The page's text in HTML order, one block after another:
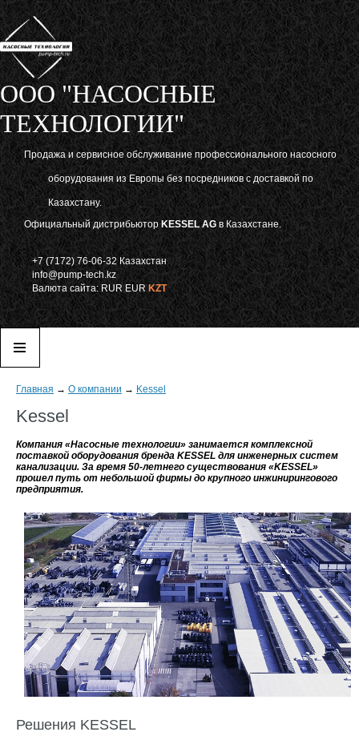
ООО "НАСОСНЫЕ
ТЕХНОЛОГИИ"
Продажа и сервисное обслуживание профессионального насосного
оборудования из Европы без посредников с доставкой по
Казахстану.
Официальный дистрибьюторKESSEL AG в Казахстане.
+7 (7172) 76-06-32 Казахстан
info@pump-tech.kz
Валюта сайта: RUR EUR KZT
Главная → О компании → Kessel
Kessel
Компания «Насосные технологии» занимается комплексной
поставкой оборудования бренда KESSEL для инженерных систем
канализации. За время 50-летнего существования «KESSEL»
прошел путь от небольшой фирмы до крупного инжинирингового
предприятия.
Решения KESSEL